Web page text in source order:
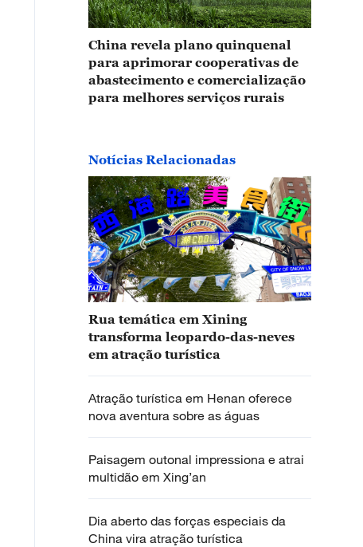
província de Jiangsu. As flores coloridas parecem uma
últimos anos, o local tem se dedicado ao
incentivando a economia rural.
China revela plano quinquenal
para aprimorar cooperativas de
abastecimento e comercialização
para melhores serviços rurais
Notícias Relacionadas
Rua temática em Xining
transforma leopardo-das-neves
em atração turística
Atração turística em Henan oferece
nova aventura sobre as águas
Paisagem outonal impressiona e atrai
multidão em Xing’an
Dia aberto das forças especiais da
China vira atração turística